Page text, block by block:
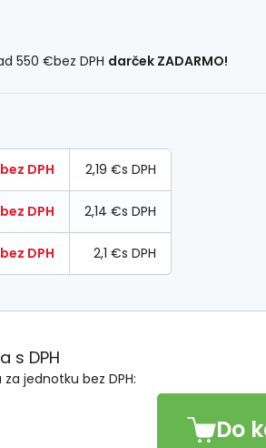
550 €bez DPH darček ZADARMO!
bez DPH 2,19 €s DPH
bez DPH 2,14 €s DPH
bez DPH 2,1 €s DPH
za jednotku bez DPH:
s DPH
Do